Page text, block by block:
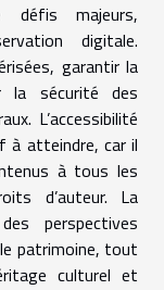
défis majeurs,
digitale.
garantir la
la sécurité des
L’accessibilité
à atteindre, car il
à tous les
d’auteur. La
perspectives
patrimoine, tout
culturel et